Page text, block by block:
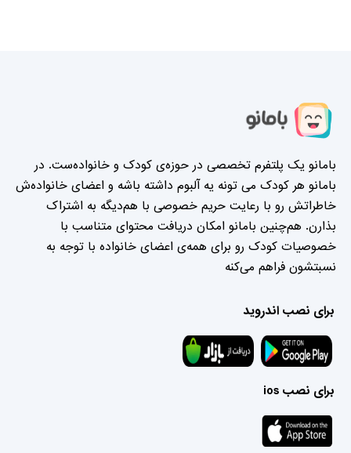
بامانو یک پلتفرم تخصصی در حوزه‌ی کودک و خانواده‌ست. در
بامانو هر کودک می تونه یه آلبوم داشته باشه و اعضای خانواده‌ش
خاطراتش رو با رعایت حریم خصوصی با هم‌دیگه به اشتراک
بذارن. هم‌چنین بامانو امکان دریافت محتوای متناسب با
خصوصیات کودک رو برای همه‌ی اعضای خانواده با توجه به
نسبتشون فراهم می‌کنه
برای نصب اندروید
برای نصب ios